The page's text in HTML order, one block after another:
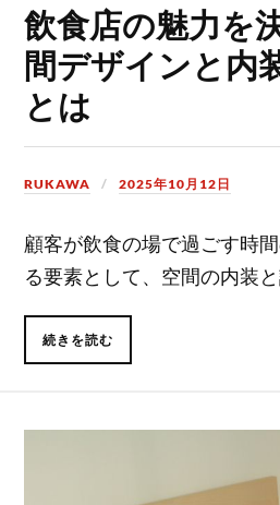
飲食店の魅力を
間デザインと内
とは
RUKAWA 2025年10月12日
顧客が飲食の場で過ごす時
る要素として、空間の内装と
続きを読む